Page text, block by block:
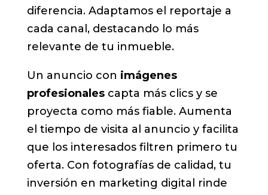
diferencia. Adaptamos el reportaje a
cada canal, destacando lo más
relevante de tu inmueble.
Un anuncio con imágenes
profesionalescapta más clics y se
proyecta como más fiable. Aumenta
el tiempo de visita al anuncio y facilita
que los interesados filtren primero tu
oferta. Con fotografías de calidad, tu
inversión en marketing digital rinde